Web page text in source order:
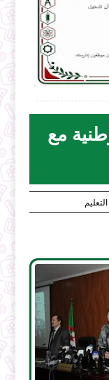
2026-07-31
ecoledz.net
مع
التعليم